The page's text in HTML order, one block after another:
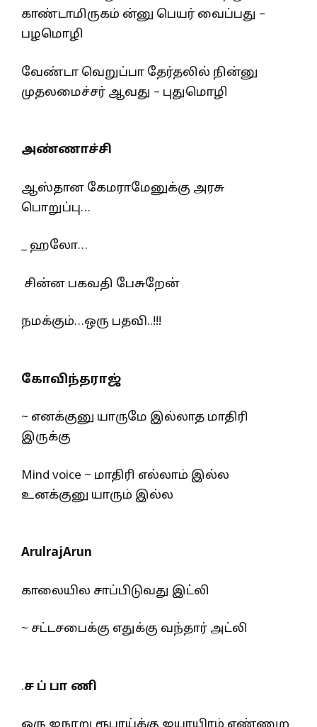
காண்டாமிருகம் ன்னு பெயர் வைப்பது –
பழமொழி
வேண்டா வெறுப்பா தேர்தலில் நின்னு
முதலமைச்சர் ஆவது – புதுமொழி
அண்ணாச்சி
ஆஸ்தான கேமராமேனுக்கு அரசு
பொறுப்பு…
_ ஹலோ…
சின்ன பகவதி பேசுறேன்
நமக்கும்…ஒரு பதவி..!!!
கோவிந்தராஜ்
~ எனக்குனு யாருமே இல்லாத மாதிரி
இருக்கு
Mind voice ~ மாதிரி எல்லாம் இல்ல
உனக்குனு யாரும் இல்ல
ArulrajArun
காலையில சாப்பிடுவது இட்லி
~ சட்டசபைக்கு எதுக்கு வந்தார் அட்லி
.ச ப் பா ணி